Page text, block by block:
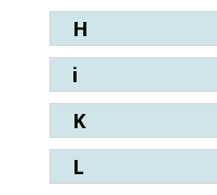
H
i
K
L